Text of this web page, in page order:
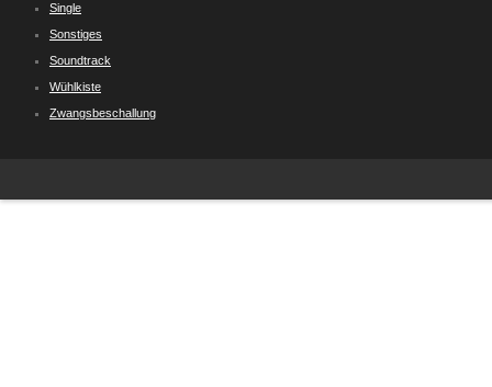
Single
Sonstiges
Soundtrack
Wühlkiste
Zwangsbeschallung